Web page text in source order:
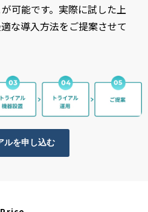
可能です。実際に試した上
な導入方法をご提案させて
ルを申し込む